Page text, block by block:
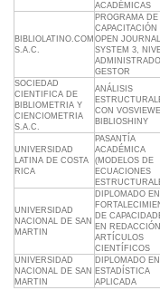
ACADÉMICAS
BIBLIOLATINO.COM
S.A.C.
PROGRAMA DE
CAPACITACIÓN
OPEN JOURNAL
SYSTEM 3,
GESTOR
SOCIEDAD
CIENTIFICA DE
BIBLIOMETRIA Y
CIENCIOMETRIA
S.A.C.
ANÁLISIS
CON
BIBLIOSHINY
UNIVERSIDAD
LATINA DE COSTA
RICA
PASANTÍA
ACADÉMICA
(MODELOS DE
ECUACIONES
UNIVERSIDAD
NACIONAL DE SAN
MARTIN
DIPLOMADO EN
DE
EN
ARTÍCULOS
CIENTÍFICOS
UNIVERSIDAD
NACIONAL DE SAN
MARTIN
DIPLOMADO EN
ESTADÍSTICA
APLICADA